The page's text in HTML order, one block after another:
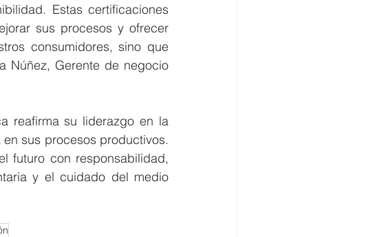
Estas certificaciones
sus procesos y ofrecer
consumidores, sino que
Núñez, Gerente de negocio
reafirma su liderazgo en la
sus procesos productivos.
futuro con responsabilidad,
y el cuidado del medio